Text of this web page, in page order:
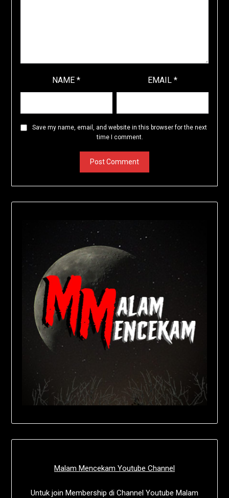
NAME* EMAIL*
Save my name, email, and website in this browser for the next
time I comment.
Malam Mencekam Youtube Channel
Untuk join Membership di Channel Youtube Malam